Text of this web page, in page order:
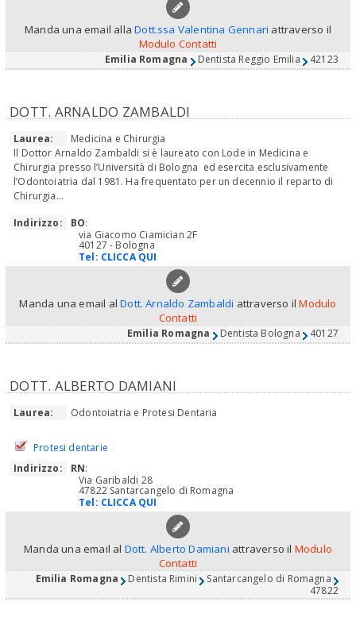
Manda una email allaDott.ssa Valentina Gennari attraverso il
Modulo Contatti
Emilia Romagna Dentista Reggio Emilia 42123
DOTT. ARNALDO ZAMBALDI
Laurea:
Medicina e Chirurgia
Il Dottor Arnaldo Zambaldi si è laureato con Lode in Medicina e
Chirurgia presso l’Università di Bologna ed esercita esclusivamente
l’Odontoiatria dal 1981. Ha frequentato per un decennio il reparto di
Chirurgia...
Indirizzo:
BO:
via Giacomo Ciamician 2F
40127 - Bologna
Tel: CLICCA QUI
Manda una email alDott. Arnaldo Zambaldi attraverso ilModulo
Contatti
Emilia Romagna Dentista Bologna 40127
DOTT. ALBERTO DAMIANI
Laurea: Odontoiatria e Protesi Dentaria
Protesi dentarie
Indirizzo:
RN:
Via Garibaldi 28
47822 Santarcangelo di Romagna
Tel: CLICCA QUI
Manda una email al Dott. Alberto Damiani attraverso il Modulo
Contatti
Emilia Romagna Dentista Rimini Santarcangelo di Romagna
47822